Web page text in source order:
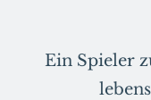
Ein Spieler